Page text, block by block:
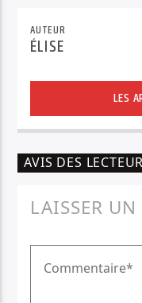
AUTEUR
ÉLISE
LES
AVIS DES
LAISSER